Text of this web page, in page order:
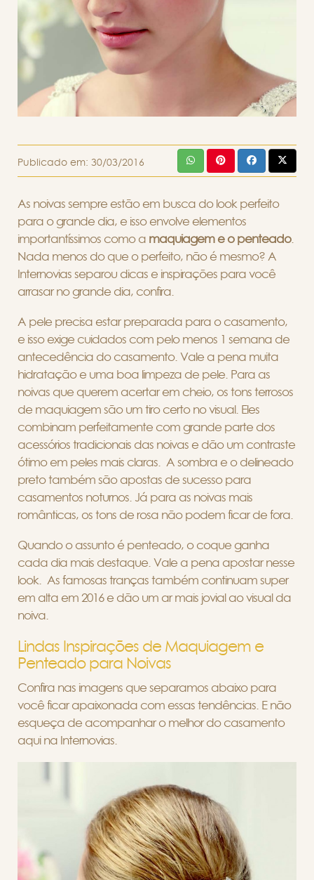
Publicado em: 30/03/2016
As noivas sempre estão em busca do look perfeito
para o grande dia, e isso envolve elementos
importantíssimos como a maquiagem e o penteado.
Nada menos do que o perfeito, não é mesmo? A
Internovias separou dicas e inspirações para você
arrasar no grande dia, confira.
A pele precisa estar preparada para o casamento,
e isso exige cuidados com pelo menos 1 semana de
antecedência do casamento. Vale a pena muita
hidratação e uma boa limpeza de pele. Para as
noivas que querem acertar em cheio, os tons terrosos
de maquiagem são um tiro certo no visual. Eles
combinam perfeitamente com grande parte dos
acessórios tradicionais das noivas e dão um contraste
ótimo em peles mais claras. A sombra e o delineado
preto também são apostas de sucesso para
casamentos noturnos. Já para as noivas mais
românticas, os tons de rosa não podem ficar de fora.
Quando o assunto é penteado, o coque ganha
cada dia mais destaque. Vale a pena apostar nesse
look. As famosas tranças também continuam super
em alta em 2016 e dão um ar mais jovial ao visual da
noiva.
Lindas Inspirações de Maquiagem e
Penteado para Noivas
Confira nas imagens que separamos abaixo para
você ficar apaixonada com essas tendências. E não
esqueça de acompanhar o melhor do casamento
aqui na Internovias.